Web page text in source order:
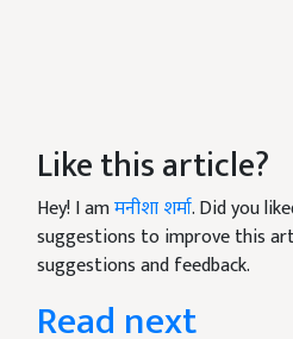
Like this article?
Hey! I amमनीशा शर्मा. Did you
suggestions to improve this
suggestions and feedback.
Read next